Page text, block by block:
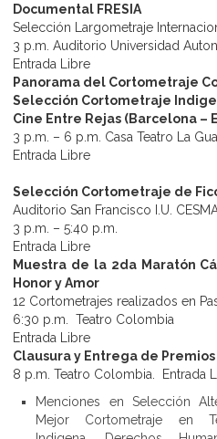
Documental FRESIA
Selección Largometraje
3 p.m. Auditorio Universidad
Entrada Libre
Panorama del Cortometraje
Selección Cortometraje
Cine Entre Rejas (Barcelona –
3 p.m. – 6 p.m. Casa Teatro La
Entrada Libre
Selección Cortometraje de
Auditorio San Francisco I.U.
3 p.m. – 5:40 p.m.
Entrada Libre
Muestra de la 2da Maratón
Honor y Amor
12 Cortometrajes realizados en
6:30 p.m. Teatro Colombia
Entrada Libre
Clausura y Entrega de Premios
8 p.m. Teatro Colombia. Entrada
Menciones en Selección
Mejor Cortometraje en